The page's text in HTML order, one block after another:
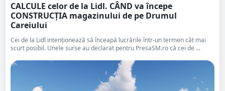
CALCULE celor de la Lidl. CÂND va începe
CONSTRUCȚIA magazinului de pe Drumul
Careiului
Cei de la Lidl intenționează să înceapă lucrările într-un termen cât mai
scurt posibil. Unele surse au declarat pentru PresaSM.ro că cei de ...